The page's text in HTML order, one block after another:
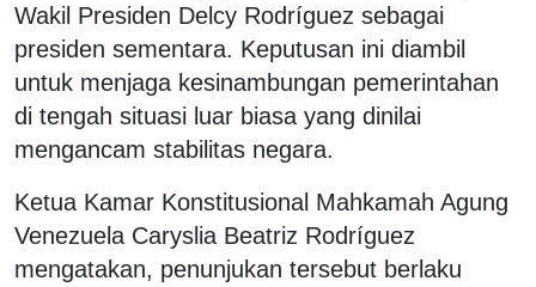
Wakil Presiden Delcy Rodríguez sebagai
presiden sementara. Keputusan ini diambil
untuk menjaga kesinambungan pemerintahan
di tengah situasi luar biasa yang dinilai
mengancam stabilitas negara.
Ketua Kamar Konstitusional Mahkamah Agung
Venezuela Caryslia Beatriz Rodríguez
mengatakan, penunjukan tersebut berlaku